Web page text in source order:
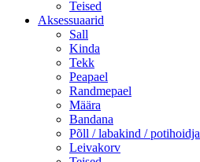
Teised
Aksessuaarid
Sall
Kinda
Tekk
Peapael
Randmepael
Määra
Bandana
Põll / labakind / potihoidja
Leivakorv